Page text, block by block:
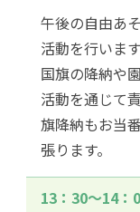
午後の自由あ
活動を行います
国旗の降納や
活動を通じて
旗降納もお当
張ります。
13：30〜14：